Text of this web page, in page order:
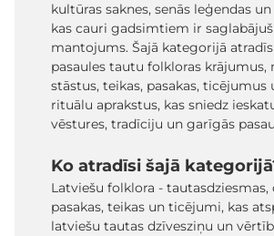
kultūras saknes, senās leģendas
kas cauri gadsimtiem ir
mantojums. Šajā kategorijā
pasaules tautu folkloras
stāstus, teikas, pasakas, ticējumus
rituālu aprakstus, kas sniedz
vēstures, tradīciju un garīgās
Ko atradīsi šajā
Latviešu folklora - tautasdziesmas,
pasakas, teikas un ticējumi, kas
latviešu tautas dzīvesziņu un